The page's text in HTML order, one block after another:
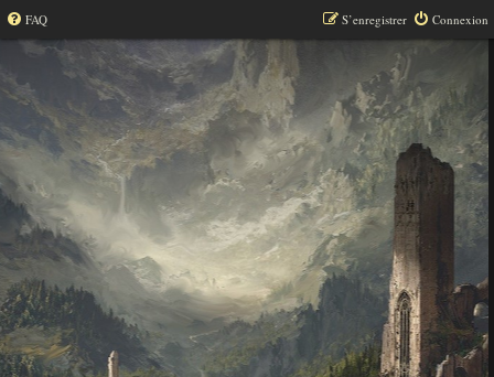
FAQ Connexion
S’enregistrer